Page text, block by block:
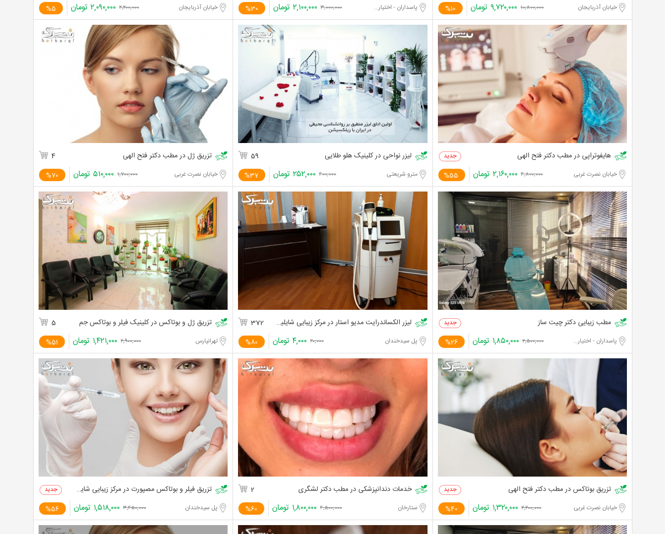
خیابان آذربایجان %10 ۱۰,۸۰۰,۰۰۰ ۹,۷۲۰,۰۰۰ تومان پاسداران - اختیاریه جنوبی %30 ۳,۰۰۰,۰۰۰ ۲,۱۰۰,۰۰۰ تومان خیابان آذربایجان %5 ۲,۲۰۰,۰۰۰ ۲,۰۹۰,۰۰۰ تومان
هایفوتراپی در مطب دکتر فتح الهی
خیابان نصرت غربی %55 ۴,۸۰۰,۰۰۰ ۲,۱۶۰,۰۰۰ تومان
لیزر نواحی در کلینیک هلو طلایی 59
مترو شریعتی %37 ۴۰۰,۰۰۰ ۲۵۲,۰۰۰ تومان
تزریق ژل در مطب دکتر فتح الهی 4
خیابان نصرت غربی %70 ۱,۷۰۰,۰۰۰ ۵۱۰,۰۰۰ تومان
مطب زیبایی دکتر چیت ساز
پاسداران - اختیاریه جنوبی %26 ۲,۵۰۰,۰۰۰ ۱,۸۵۰,۰۰۰ تومان
لیزر الکساندرایت مدیو استار در مرکز زیبایی شایلین 372
پل سیدخندان %80 ۲۰,۰۰۰ ۴,۰۰۰ تومان
تزریق ژل و بوتاکس در کلینیک فیلر و بوتاکس جم 5
تهرانپارس %51 ۲,۹۰۰,۰۰۰ ۱,۴۲۱,۰۰۰ تومان
تزریق بوتاکس در مطب دکتر فتح الهی
خیابان نصرت غربی %40 ۲,۲۰۰,۰۰۰ ۱,۳۲۰,۰۰۰ تومان
خدمات دندانپزشکی در مطب دکتر لشگری 2
ستارخان %60 ۴,۵۰۰,۰۰۰ ۱,۸۰۰,۰۰۰ تومان
تزریق فیلر و بوتاکس مصپورت در مرکز زیبایی شایلین
پل سیدخندان %56 ۳,۴۵۰,۰۰۰ ۱,۵۱۸,۰۰۰ تومان